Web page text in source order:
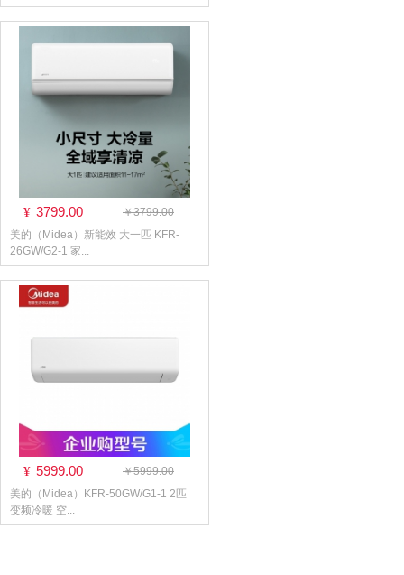
¥ 3799.00
￥3799.00
美的（Midea）新能效 大一匹 KFR-
26GW/G2-1 家...
¥ 5999.00
￥5999.00
美的（Midea）KFR-50GW/G1-1 2匹
变频冷暖 空...